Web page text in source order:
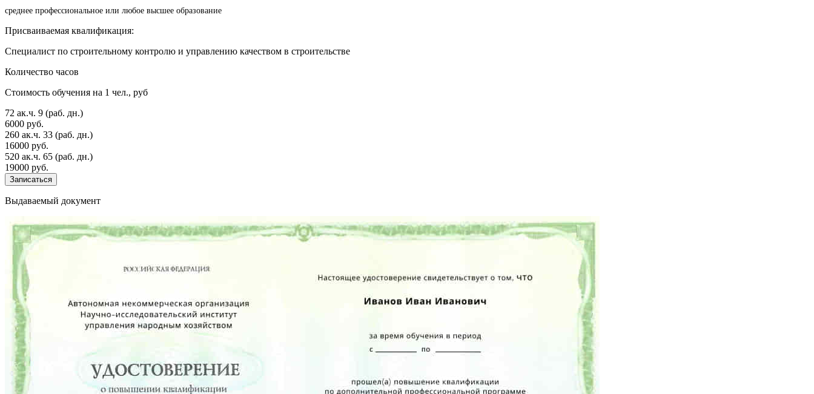
среднее профессиональное или любое высшее образование
Присваиваемая квалификация:
Специалист по строительному контролю и управлению качеством в строительстве
Количество часов
Стоимость обучения на 1 чел., руб
72 ак.ч. 9 (раб. дн.)
6000 руб.
260 ак.ч. 33 (раб. дн.)
16000 руб.
520 ак.ч. 65 (раб. дн.)
19000 руб.
Записаться
Выдаваемый документ